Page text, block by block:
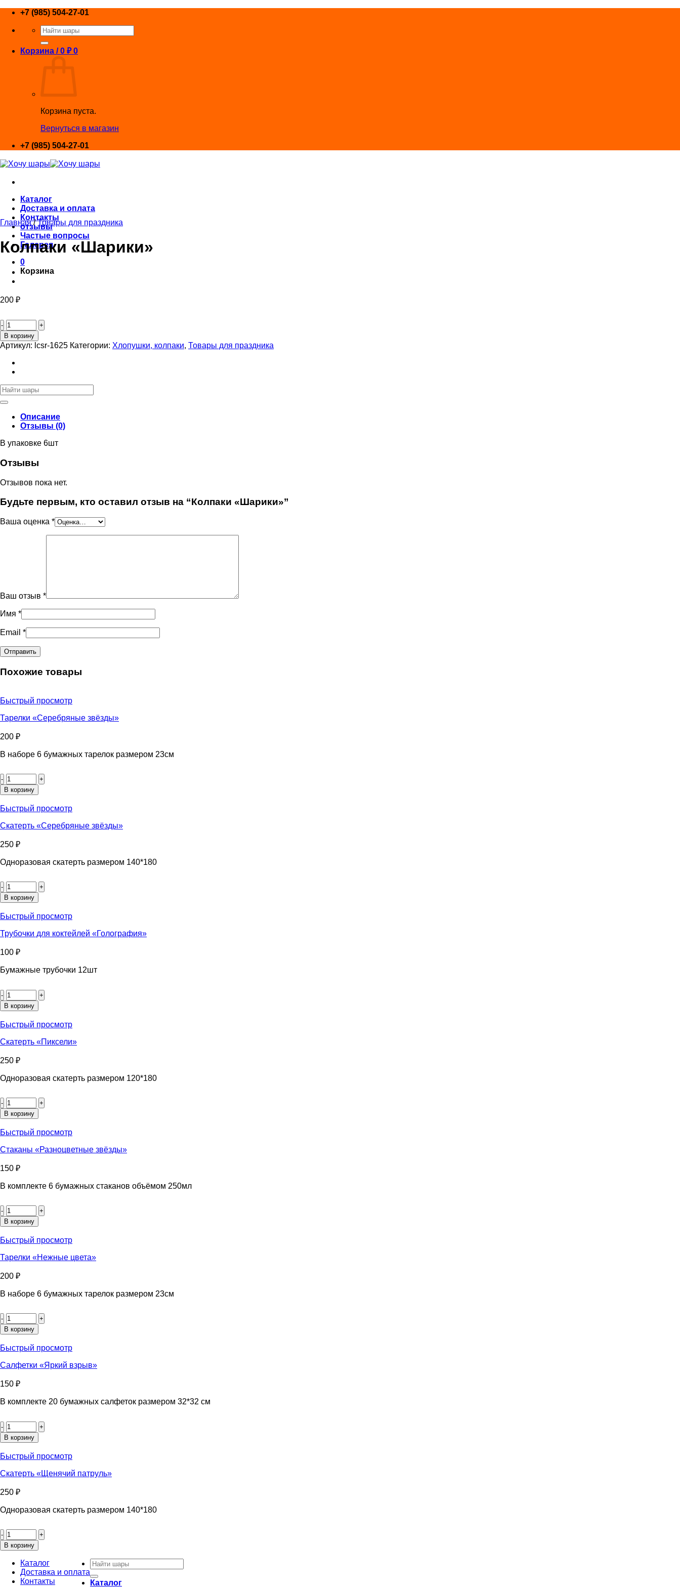
Skip
content
+7 (985) 504-27-01
Искать:
Корзина /0 ₽ 0
Корзина пуста.
Вернуться в магазин
+7 (985) 504-27-01
Каталог
Доставка и оплата
Контакты
отзывы
Частые вопросы
Галерея
0
Корзина
Главная / Товары для праздника
Колпаки «Шарики»
200 ₽
товара
Колпаки
«Шарики»
В корзину
Артикул: lcsr-1625 Категории: Хлопушки, колпаки, Товары для праздника
Искать:
Описание
Отзывы (0)
В упаковке 6шт
Отзывы
Отзывов пока нет.
Будьте первым, кто оставил отзыв на “Колпаки «Шарики»”
Ваша оценка *
Ваш отзыв *
Имя *
Email *
Похожие товары
Быстрый просмотр
Тарелки «Серебряные звёзды»
200 ₽
В наборе 6 бумажных тарелок размером 23см
товара
Тарелки
звёзды»
В корзину
Быстрый просмотр
Скатерть «Серебряные звёзды»
250 ₽
Одноразовая скатерть размером 140*180
товара
Скатерть
звёзды»
В корзину
Быстрый просмотр
Трубочки для коктейлей «Голография»
100 ₽
Бумажные трубочки 12шт
товара
Трубочки
для
коктейлей
В корзину
Быстрый просмотр
Скатерть «Пиксели»
250 ₽
Одноразовая скатерть размером 120*180
товара
Скатерть
В корзину
Быстрый просмотр
Стаканы «Разноцветные звёзды»
150 ₽
В комплекте 6 бумажных стаканов объёмом 250мл
товара
Стаканы
звёзды»
В корзину
Быстрый просмотр
Тарелки «Нежные цвета»
200 ₽
В наборе 6 бумажных тарелок размером 23см
товара
Тарелки
цвета»
В корзину
Быстрый просмотр
Салфетки «Яркий взрыв»
150 ₽
В комплекте 20 бумажных салфеток размером 32*32 см
товара
Салфетки
взрыв»
В корзину
Быстрый просмотр
Скатерть «Щенячий патруль»
250 ₽
Одноразовая скатерть размером 140*180
товара
Скатерть
патруль»
В корзину
Каталог
Доставка и оплата
Контакты
Искать:
Каталог